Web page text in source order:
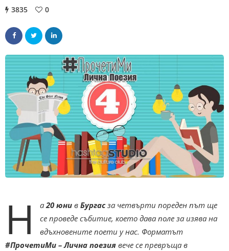
3835 0
Н а 20 юни в Бургасза четвърти пореден път ще
се проведе събитие, което дава поле за изява на
вдъхновените поети у нас. Форматът
#ПрочетиМи – Лична поезия вече се превръща в